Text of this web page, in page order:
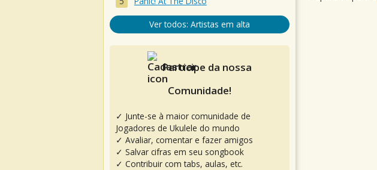
Ver todos: Artistas em alta
Participe da nossa
Comunidade!
✓ Junte-se à maior comunidade de
Jogadores de Ukulele do mundo
✓ Avaliar, comentar e fazer amigos
✓ Salvar cifras em seu songbook
✓ Contribuir com tabs, aulas, etc.